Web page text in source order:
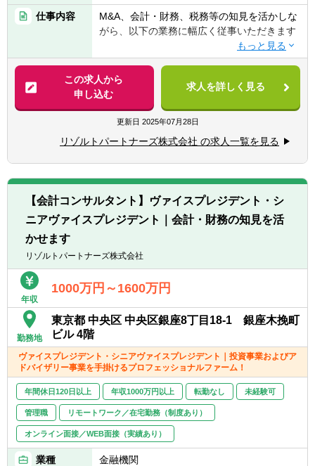
- 20代、30台から投資業務に関わることが可
能
- 初期検討から投資実行、経営支援、Exitまで
一気通貫で投資業務に関与することが可能
■将来のプロ経営者、CxOへのステップ
- 企業経営全般に関与することができるた
め、将来的にプロ経営者、CXOとしてのキャ
リアを積むことが可能
■経験豊富なメンバーによる充実したサポー
ト体制
- 経験豊富なメンバーがフォローする体制に
より、初めての業務でも不安なくチャレンジ
可能
- 書籍購入支援や研修参加等、キャリアアッ
■スタートアップならではの裁量の大きさ
- 立場や役職関係なく意見交換ができ、か
■成果に見合った報酬体系
制度（詳細は面談時に説明）
心
【歓迎要件】
■コンサルティングファーム/FASでの実務経
験2年以上
■監査法人、事業会社での経理・財務
※コンサル未経験であっても、将来的な独立
を見据えて業務経験を幅広く積みたい方も歓
迎）
■会計や財務領域でキャリアを積みたい方
■当事者意識を持ち、業務の枠に囚われず能
動的に行動できる方
■常にクライアントにとってのベストを考え
■一緒に会社を創っていくことへの興味・関
心
仕事内容
M&A、会計・財務、税務等の知見を活かしな
がら、以下の業務に幅広く従事いただきます
■M&Aアドバイザリー
- ファイナンシャルアドバイザリー
- デューデリジェンス（財務・税務DD、ビジ
- バリュエーション（株式価値算定、投資採
算分析、PPA等）
- PMI（M&A後の統合計画策定支援、管理体
制構築支援等）
■IPO支援
- 上場準備関連書類作成支援
- 社内規程の整備支援 等
■内部統制・ガバナンス構築支援
■CFO/管理部長代行支援
■税務業務
※興味があれば、グループ会社にて税務業務
に従事いただくことも可能
※ご希望に応じて、投資業務とアドバイザリ
ー業務の両方に従事いただくこともできます
【投資業務】
■投資案件のソーシング、提案資料の作成、
ビジネス・財務分析、バリュエーション、投
資採算分析、DD対応、契約交渉、投資先の経
営支援など、投資業務全般に一気通貫で幅広
く関与いただきます
この求人から
申し込む
求人を詳しく見る
更新日 2025年07月28日
リゾルトパートナーズ株式会社 の求人一覧を見る
【会計コンサルタント】ヴァイスプレジデント・シ
ニアヴァイスプレジデント｜会計・財務の知見を活
かせます
リゾルトパートナーズ株式会社
年収
1000万円～1600万円
勤務地
東京都 中央区 中央区銀座8丁目18-1 銀座木挽町
ビル 4階
ヴァイスプレジデント・シニアヴァイスプレジデント｜投資事業およびア
ドバイザリー事業を手掛けるプロフェッショナルファーム！
年間休日120日以上 年収1000万円以上 転勤なし 未経験可
管理職 リモートワーク／在宅勤務（制度あり）
オンライン面接／WEB面接（実績あり）
業種 金融機関